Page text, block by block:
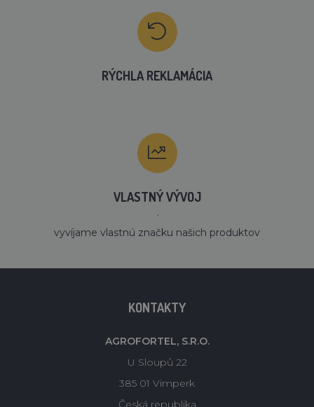
RÝCHLA REKLAMÁCIA
VLASTNÝ VÝVOJ
´
vyvíjame vlastnú značku našich produktov
KONTAKTY
AGROFORTEL, S.R.O.
U Sloupů 22
385 01 Vimperk
Česká republika